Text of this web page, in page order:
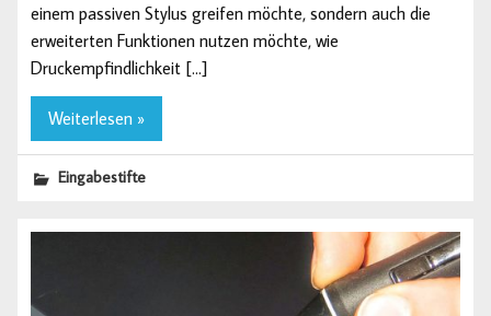
einem passiven Stylus greifen möchte, sondern auch die
erweiterten Funktionen nutzen möchte, wie
Druckempfindlichkeit […]
Weiterlesen »
Eingabestifte